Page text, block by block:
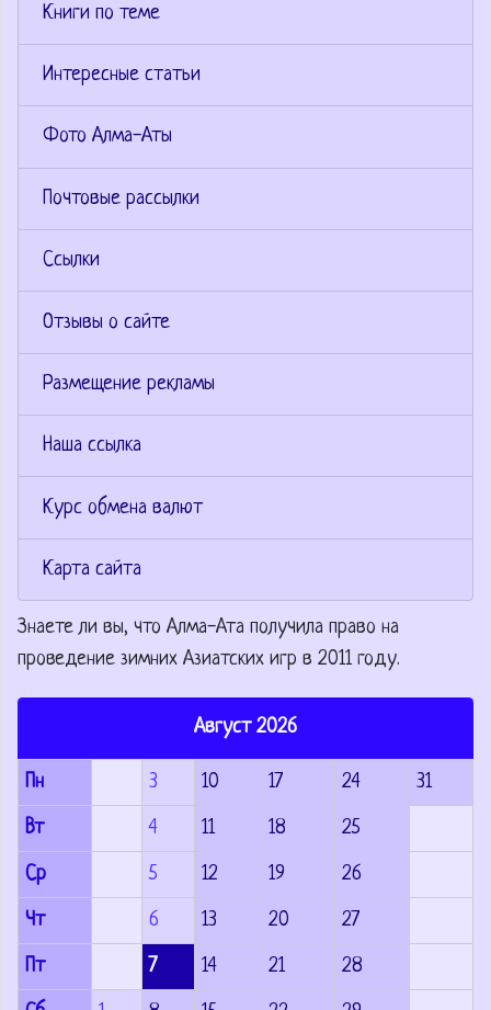
Книги по теме
Интересные статьи
Фото Алма-Аты
Почтовые рассылки
Ссылки
Отзывы о сайте
Размещение рекламы
Наша ссылка
Курс обмена валют
Карта сайта
Знаете ли вы, что Алма-Ата получила право на
проведение зимних Азиатских игр в 2011 году.
Август 2026
Пн 3 10 17 24
31
Вт
4 11 18
25
Ср
5 12 19
26
Чт
6 13 20
27
Пт
7 14 21
28